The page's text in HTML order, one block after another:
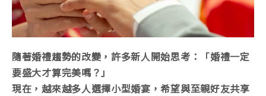
隨著婚禮趨勢的改變，許多新人開始思考：「婚禮一定
要盛大才算完美嗎？」
現在，越來越多人選擇小型婚宴，希望與至親好友共享